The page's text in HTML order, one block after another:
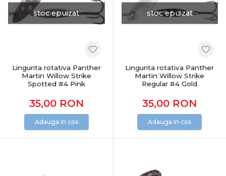
stoc epuizat
Lingurita rotativa Panther
Martin Willow Strike
Spotted #4 Pink
35,00 RON
Adauga in cos
stoc epuizat
Lingurita rotativa Panther
Martin Willow Strike
Regular #4 Gold
35,00 RON
Adauga in cos